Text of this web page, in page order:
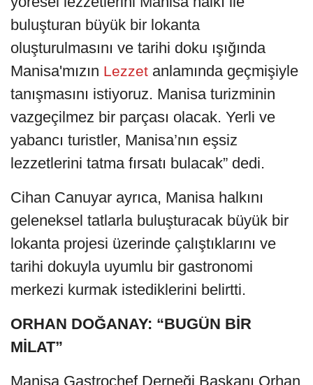
buluşturan büyük bir lokanta
oluşturulmasını ve tarihi doku ışığında
Manisa'mızın Lezzet anlamında geçmişiyle
tanışmasını istiyoruz. Manisa turizminin
vazgeçilmez bir parçası olacak. Yerli ve
yabancı turistler, Manisa’nın eşsiz
lezzetlerini tatma fırsatı bulacak” dedi.
Cihan Canuyar ayrıca, Manisa halkını
geleneksel tatlarla buluşturacak büyük bir
lokanta projesi üzerinde çalıştıklarını ve
tarihi dokuyla uyumlu bir gastronomi
merkezi kurmak istediklerini belirtti.
ORHAN DOĞANAY: “BUGÜN BİR
MİLAT”
Manisa Gastrochef Derneği Başkanı Orhan